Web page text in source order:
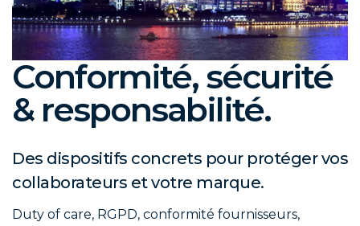
Conformité, sécurité
& responsabilité.
Des dispositifs concrets pour protéger vos
collaborateurs et votre marque.
Duty of care, RGPD, conformité fournisseurs,